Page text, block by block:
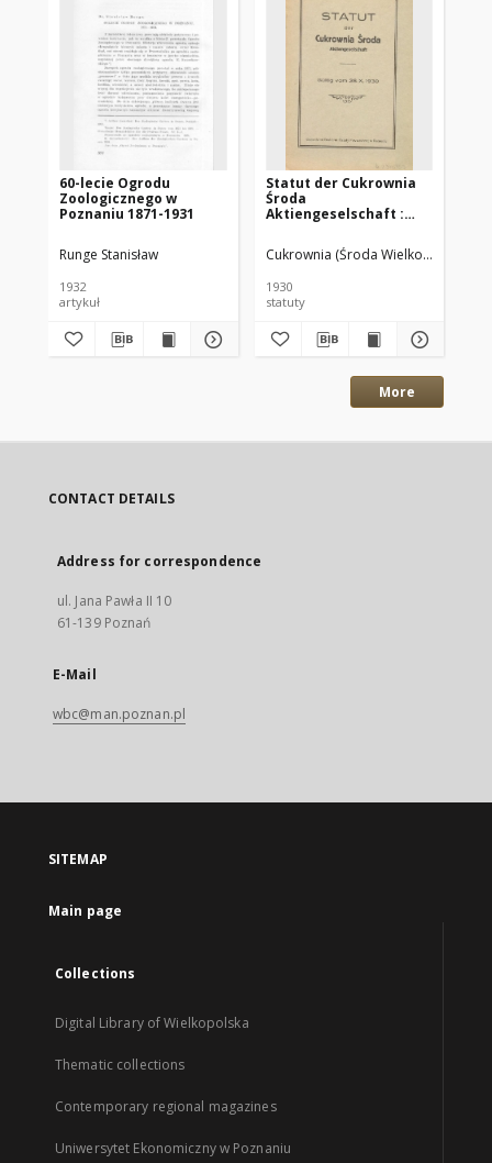
60-lecie Ogrodu
Zoologicznego w
Poznaniu 1871-1931
Runge Stanisław
1932
artykuł
Statut der Cukrownia
Środa
Aktiengeselschaft :
Cukrownia (Środa Wielkopolska)
1930
statuty
More
CONTACT DETAILS
Address for correspondence
ul. Jana Pawła II 10
61-139 Poznań
E-Mail
wbc@man.poznan.pl
SITEMAP
Main page
Collections
Digital Library of Wielkopolska
Thematic collections
Contemporary regional magazines
Uniwersytet Ekonomiczny w Poznaniu